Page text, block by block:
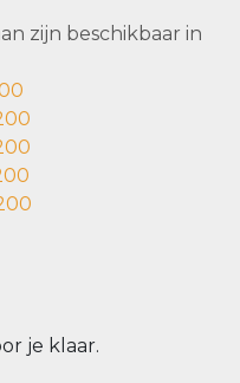
zijn beschikbaar in
je klaar.